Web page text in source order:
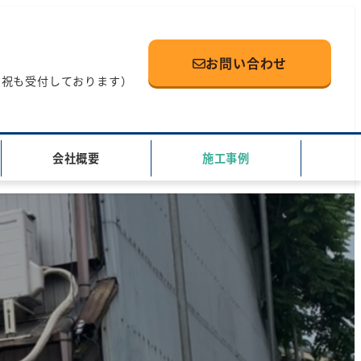
受付しております）
お問い合わせ
会社概要 施工事例